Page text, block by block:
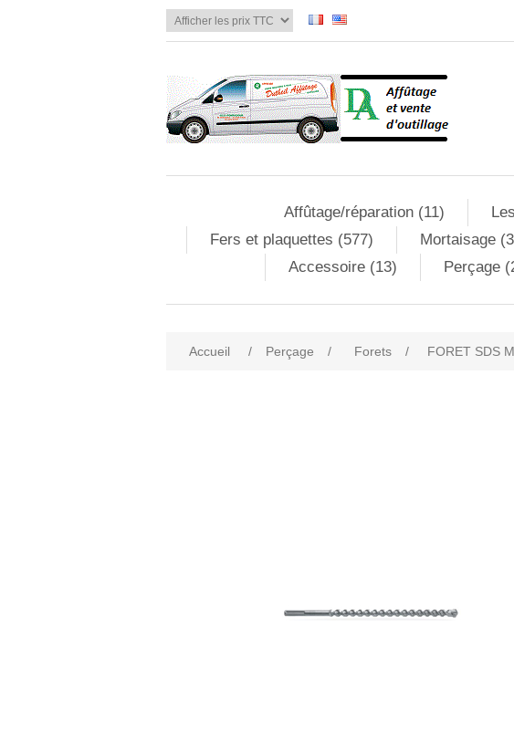
Affûtage/réparation (11)
Fers et plaquettes (577)
Mortaisage
Accessoire (13)
Perçage
Accueil / Perçage / Forets / FORET SDS